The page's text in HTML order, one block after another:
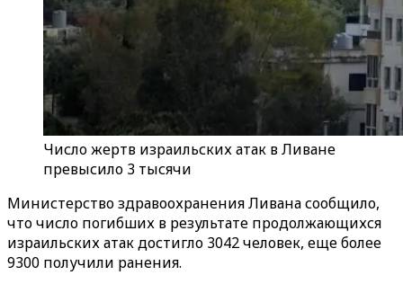
Число жертв израильских атак в Ливане
превысило 3 тысячи
Министерство здравоохранения Ливана сообщило,
что число погибших в результате продолжающихся
израильских атак достигло 3042 человек, еще более
9300 получили ранения.